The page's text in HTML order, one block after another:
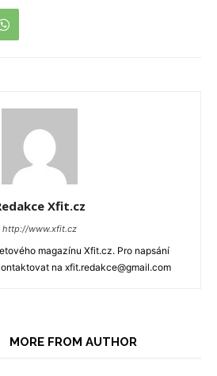
Xfit.cz
http://www.xfit.cz
magazínu Xfit.cz. Pro napsání
na xfit.redakce@gmail.com
MORE FROM AUTHOR